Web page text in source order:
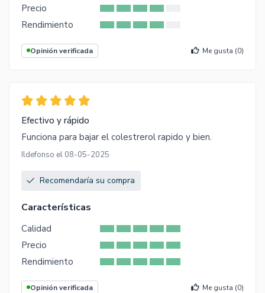
Precio
Rendimiento
Opinión verificada Me gusta (0)
Efectivo y rápido
Funciona para bajar el colestrerol rapido y bien.
Ildefonso el 08-05-2025
Recomendaría su compra
Características
Calidad
Precio
Rendimiento
Opinión verificada Me gusta (0)